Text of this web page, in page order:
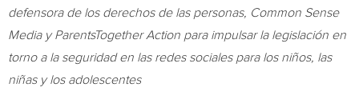
defensora de los derechos de las personas, Common Sense
Media y ParentsTogether Action para impulsar la legislación en
torno a la seguridad en las redes sociales para los niños, las
niñas y los adolescentes